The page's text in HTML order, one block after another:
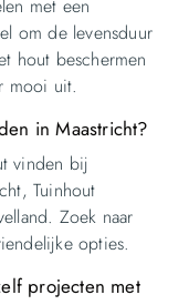
met een
om de levensduur
hout beschermen
mooi uit.
in Maastricht?
vinden bij
Tuinhout
Zoek naar
opties.
projecten met